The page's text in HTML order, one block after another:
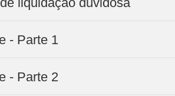
- Parte 1
- Parte 2